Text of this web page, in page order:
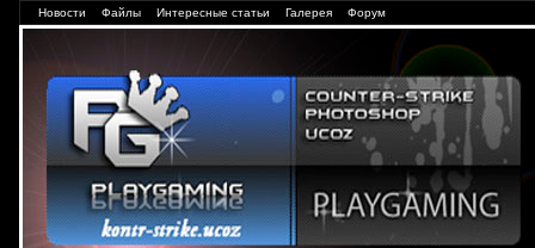
Новости Файлы Интересные статьи Галерея Форум